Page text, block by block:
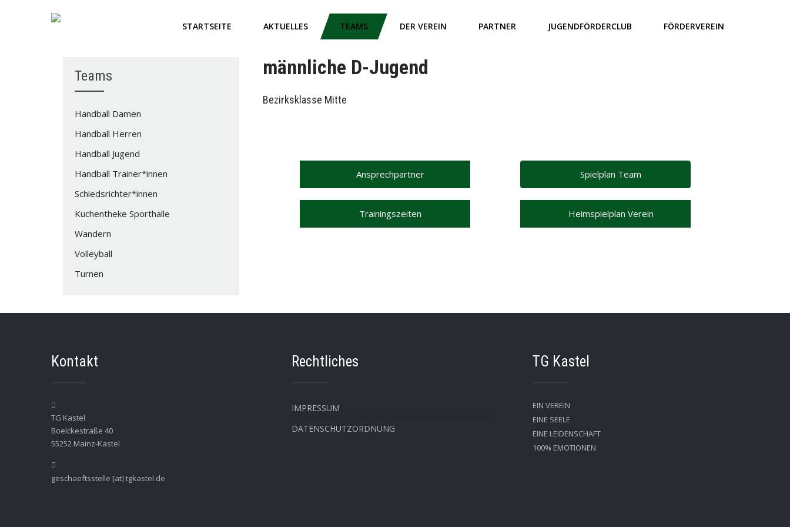
STARTSEITE AKTUELLES TEAMS DER VEREIN PARTNER JUGENDFÖRDERCLUB FÖRDERVEREIN
männliche D-Jugend
Bezirksklasse Mitte
Ansprechpartner
Trainingszeiten
Spielplan Team
Heimspielplan Verein
Teams
Handball Damen
Handball Herren
Handball Jugend
Handball Trainer*innen
Schiedsrichter*innen
Kuchentheke Sporthalle
Wandern
Volleyball
Turnen
Kontakt
TG Kastel
Boelckestraße 40
55252 Mainz-Kastel
geschaeftsstelle [at] tgkastel.de
Rechtliches
IMPRESSUM
DATENSCHUTZORDNUNG
TG Kastel
EIN VEREIN
EINE SEELE
EINE LEIDENSCHAFT
100% EMOTIONEN